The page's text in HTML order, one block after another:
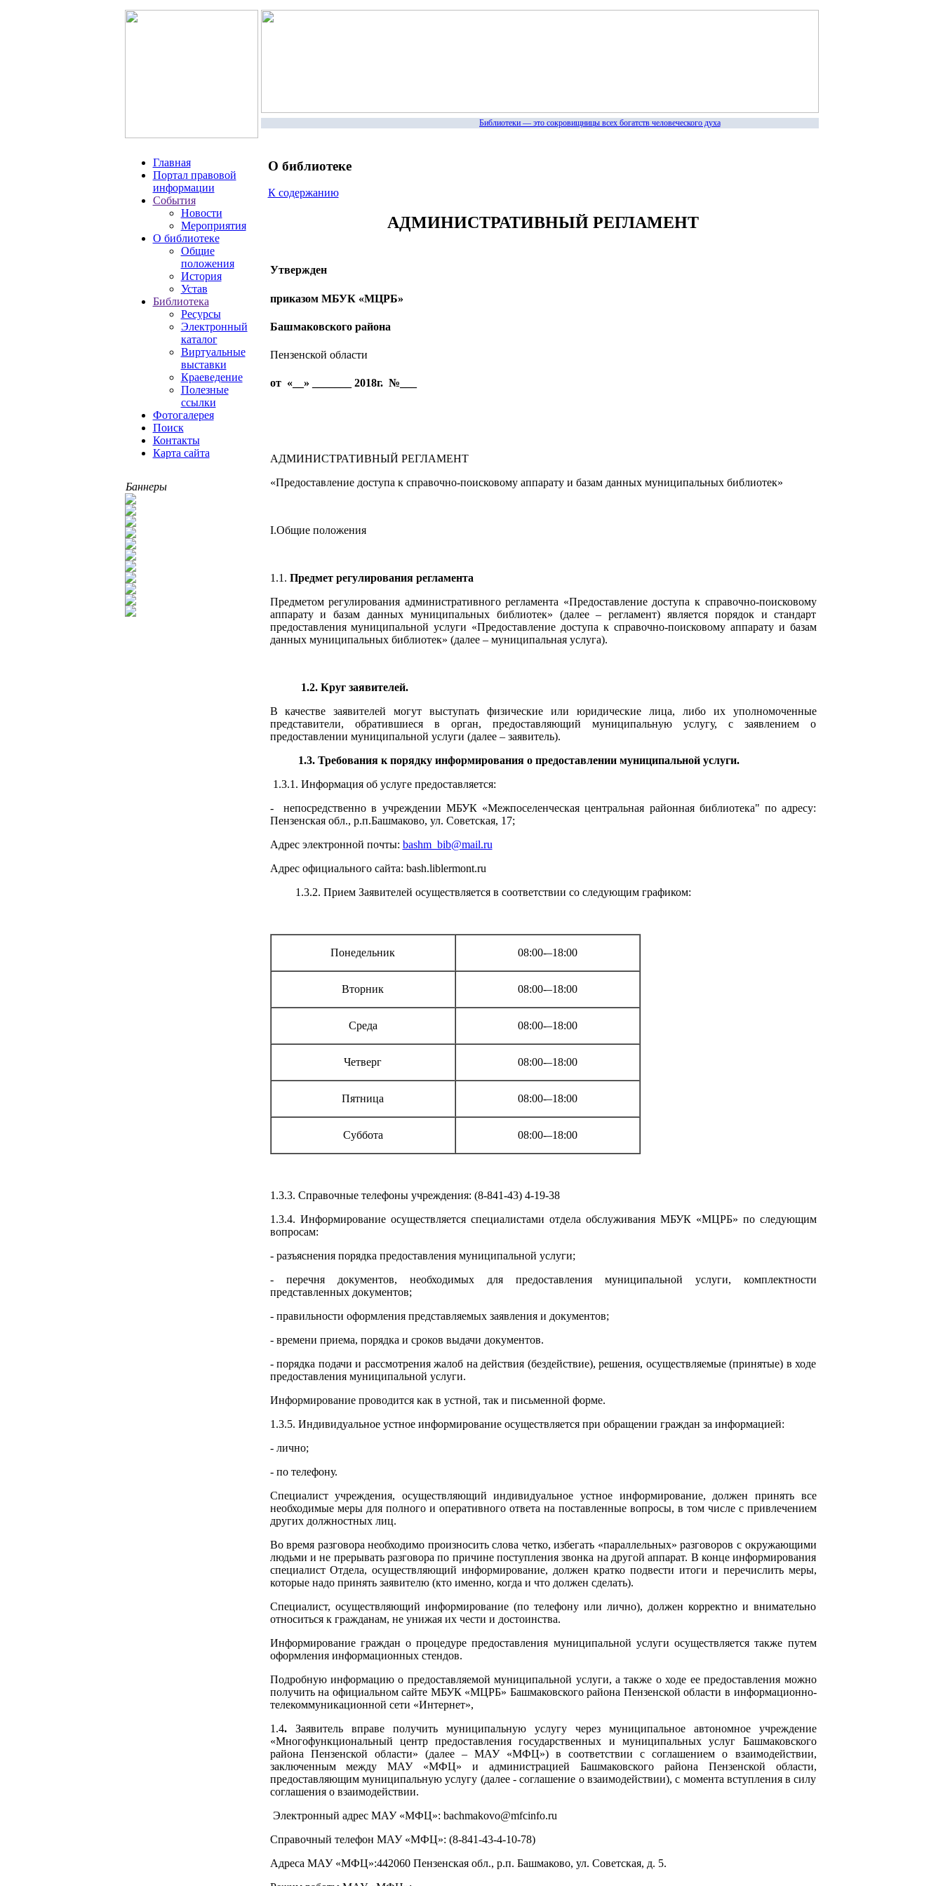
Библиотеки — это сокровищницы всех богатств человеческого духа
Главная
Портал правовой
информации
События
Новости
Мероприятия
О библиотеке
Общие
положения
История
Устав
Библиотека
Ресурсы
Электронный
каталог
Виртуальные
выставки
Краеведение
Полезные
ссылки
Фотогалерея
Поиск
Контакты
Карта сайта
Баннеры
О библиотеке
К содержанию
АДМИНИСТРАТИВНЫЙ РЕГЛАМЕНТ
Утвержден
приказом МБУК «МЦРБ»
Башмаковского района
Пензенской области
от «__» _______ 2018г. №___
АДМИНИСТРАТИВНЫЙ РЕГЛАМЕНТ
«Предоставление доступа к справочно-поисковому аппарату и базам данных муниципальных библиотек»
I.Общие положения
1.1. Предмет регулирования регламента
Предметом регулирования административного регламента «Предоставление доступа к справочно-поисковому
аппарату и базам данных муниципальных библиотек» (далее – регламент) является порядок и стандарт
предоставления муниципальной услуги «Предоставление доступа к справочно-поисковому аппарату и базам
данных муниципальных библиотек» (далее – муниципальная услуга).
1.2. Круг заявителей.
В качестве заявителей могут выступать физические или юридические лица, либо их уполномоченные
представители, обратившиеся в орган, предоставляющий муниципальную услугу, с заявлением о
предоставлении муниципальной услуги (далее – заявитель).
1.3. Требования к порядку информирования о предоставлении муниципальной услуги.
1.3.1. Информация об услуге предоставляется:
- непосредственно в учреждении МБУК «Межпоселенческая центральная районная библиотека" по адресу:
Пензенская обл., р.п.Башмаково, ул. Советская, 17;
Адрес электронной почты: bashm_bib@mail.ru
Адрес официального сайта: bash.liblermont.ru
1.3.2. Прием Заявителей осуществляется в соответствии со следующим графиком:
Понедельник 08:00-–18:00
Вторник 08:00-–18:00
Среда 08:00-–18:00
Четверг 08:00-–18:00
Пятница 08:00-–18:00
Суббота 08:00-–18:00
1.3.3. Справочные телефоны учреждения: (8-841-43) 4-19-38
1.3.4. Информирование осуществляется специалистами отдела обслуживания МБУК «МЦРБ» по следующим
вопросам:
- разъяснения порядка предоставления муниципальной услуги;
- перечня документов, необходимых для предоставления муниципальной услуги, комплектности
представленных документов;
- правильности оформления представляемых заявления и документов;
- времени приема, порядка и сроков выдачи документов.
- порядка подачи и рассмотрения жалоб на действия (бездействие), решения, осуществляемые (принятые) в ходе
предоставления муниципальной услуги.
Информирование проводится как в устной, так и письменной форме.
1.3.5. Индивидуальное устное информирование осуществляется при обращении граждан за информацией:
- лично;
- по телефону.
Специалист учреждения, осуществляющий индивидуальное устное информирование, должен принять все
необходимые меры для полного и оперативного ответа на поставленные вопросы, в том числе с привлечением
других должностных лиц.
Во время разговора необходимо произносить слова четко, избегать «параллельных» разговоров с окружающими
людьми и не прерывать разговора по причине поступления звонка на другой аппарат. В конце информирования
специалист Отдела, осуществляющий информирование, должен кратко подвести итоги и перечислить меры,
которые надо принять заявителю (кто именно, когда и что должен сделать).
Специалист, осуществляющий информирование (по телефону или лично), должен корректно и внимательно
относиться к гражданам, не унижая их чести и достоинства.
Информирование граждан о процедуре предоставления муниципальной услуги осуществляется также путем
оформления информационных стендов.
Подробную информацию о предоставляемой муниципальной услуги, а также о ходе ее предоставления можно
получить на официальном сайте МБУК «МЦРБ» Башмаковского района Пензенской области в информационно-
телекоммуникационной сети «Интернет»,
1.4. Заявитель вправе получить муниципальную услугу через муниципальное автономное учреждение
«Многофункциональный центр предоставления государственных и муниципальных услуг Башмаковского
района Пензенской области» (далее – МАУ «МФЦ») в соответствии с соглашением о взаимодействии,
заключенным между МАУ «МФЦ» и администрацией Башмаковского района Пензенской области,
предоставляющим муниципальную услугу (далее - соглашение о взаимодействии), с момента вступления в силу
соглашения о взаимодействии.
Электронный адрес МАУ «МФЦ»: bachmakovo@mfcinfo.ru
Справочный телефон МАУ «МФЦ»: (8-841-43-4-10-78)
Адреса МАУ «МФЦ»:442060 Пензенская обл., р.п. Башмаково, ул. Советская, д. 5.